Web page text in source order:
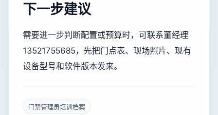
下一步建议
需要进一步判断配置或预算时，可联系董经理
13521755685，先把门点表、现场照片、现有
设备型号和软件版本发来。
门禁管理员培训档案